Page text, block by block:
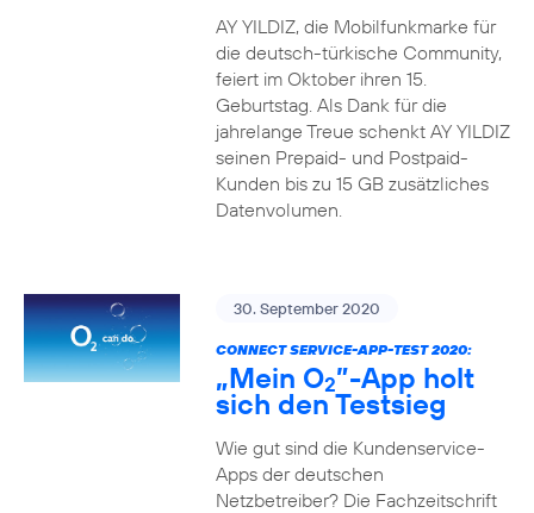
AY YILDIZ, die Mobilfunkmarke für
die deutsch-türkische Community,
feiert im Oktober ihren 15.
Geburtstag. Als Dank für die
jahrelange Treue schenkt AY YILDIZ
seinen Prepaid- und Postpaid-
Kunden bis zu 15 GB zusätzliches
Datenvolumen.
30. September 2020
CONNECT SERVICE-APP-TEST 2020:
„Mein O2”-App holt
sich den Testsieg
Wie gut sind die Kundenservice-
Apps der deutschen
Netzbetreiber? Die Fachzeitschrift